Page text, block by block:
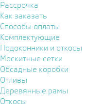
Рассрочка
Как заказать
Способы оплаты
Комплектующие
Подоконники и откосы
Москитные сетки
Обсадные коробки
Отливы
Деревянные рамы
Откосы